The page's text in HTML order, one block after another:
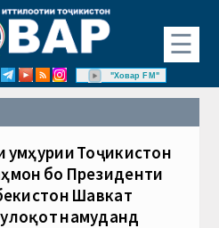
☰
"Ховар FM"
Тоҷикистон
бо Президенти
Шавкат
намуданд